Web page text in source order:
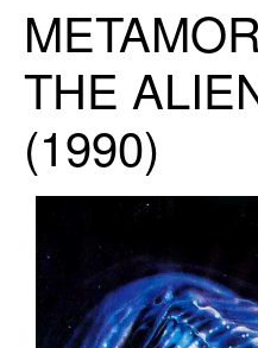
THE
(1990)